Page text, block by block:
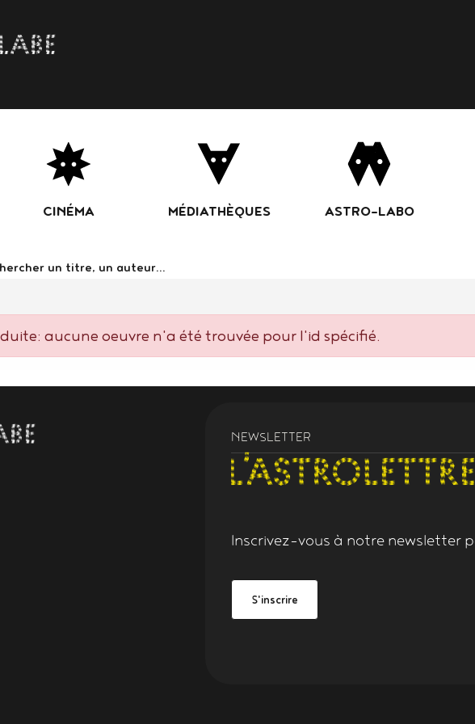
CINÉMA MÉDIATHÈQUES ASTRO-LABO
dans le catalogue
aucune oeuvre n'a été trouvée pour l'id spécifié.
Grand Figeac
l'Astrolabe Grand Figeac
NEWSLETTER
Inscrivez-vous à notre newsletter
S'inscrire